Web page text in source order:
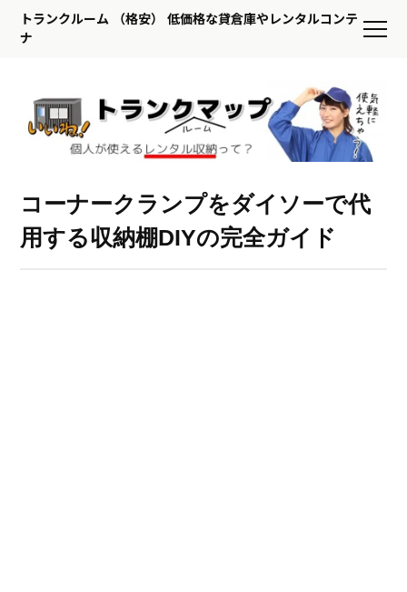
トランクルーム （格安） 低価格な貸倉庫やレンタルコンテ
ナ
コーナークランプをダイソーで代
用する収納棚DIYの完全ガイド